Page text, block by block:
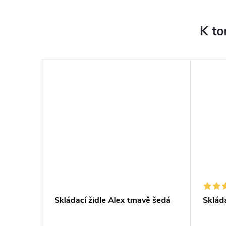
K
Skládací židle Alex tmavě šedá